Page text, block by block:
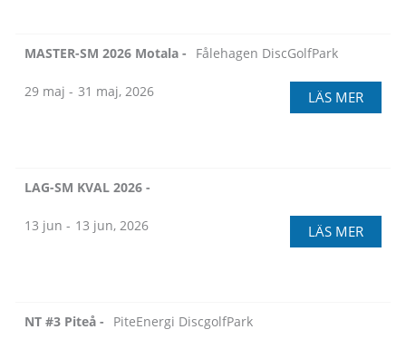
29 maj - 31 maj, 2026
MASTER-SM 2026 Motala - Fålehagen DiscGolfPark
LÄS MER
13 jun - 13 jun, 2026
LAG-SM KVAL 2026 -
LÄS MER
NT #3 Piteå - PiteEnergi DiscgolfPark